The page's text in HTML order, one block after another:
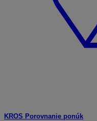
KROS Porovnanie ponúk